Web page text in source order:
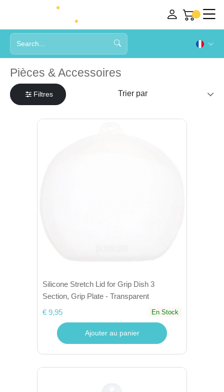
Pièces & Accessoires
Filtres
Silicone Stretch Lid for Grip Dish 3
Section, Grip Plate - Transparent
€ 9,95
En Stock
Ajouter au panier